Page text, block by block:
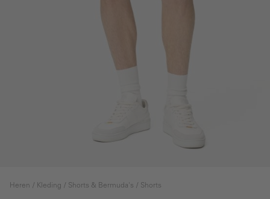
Heren Kleding Shorts & Bermuda's Shorts